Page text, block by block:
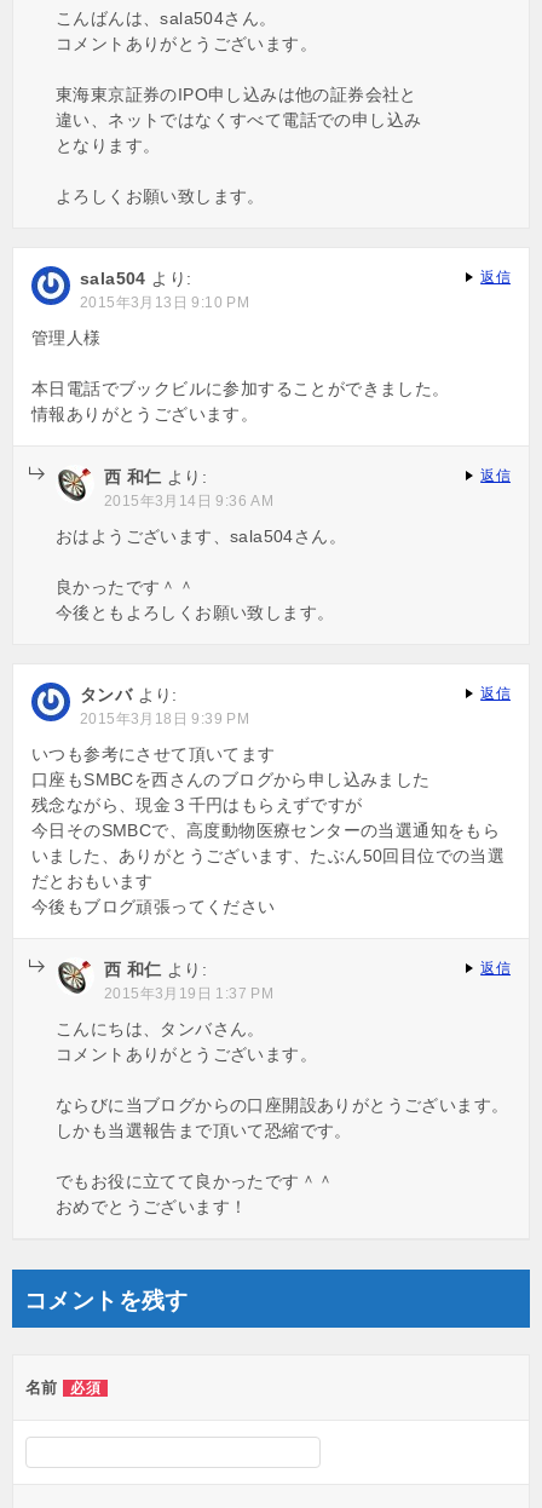
こんばんは、sala504さん。
コメントありがとうございます。
東海東京証券のIPO申し込みは他の証券会社と
違い、ネットではなくすべて電話での申し込み
となります。
よろしくお願い致します。
sala504 より:
2015年3月13日 9:10 PM
管理人様
本日電話でブックビルに参加することができました。
情報ありがとうございます。
返信
西 和仁 より:
2015年3月14日 9:36 AM
おはようございます、sala504さん。
良かったです＾＾
今後ともよろしくお願い致します。
返信
タンバ より:
2015年3月18日 9:39 PM
いつも参考にさせて頂いてます
口座もSMBCを西さんのブログから申し込みました
残念ながら、現金３千円はもらえずですが
今日そのSMBCで、高度動物医療センターの当選通知をもら
いました、ありがとうございます、たぶん50回目位での当選
だとおもいます
今後もブログ頑張ってください
返信
西 和仁 より:
2015年3月19日 1:37 PM
こんにちは、タンバさん。
コメントありがとうございます。
ならびに当ブログからの口座開設ありがとうございます。
しかも当選報告まで頂いて恐縮です。
でもお役に立てて良かったです＾＾
おめでとうございます！
返信
コメントを残す
名前 必須